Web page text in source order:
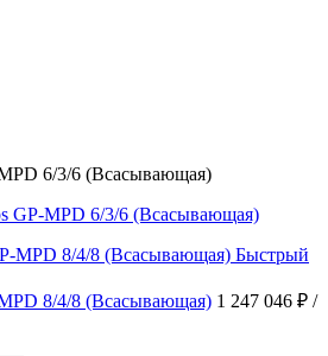
6/3/6 (Всасывающая)
GP-MPD 6/3/6 (Всасывающая)
Быстрый
8/4/8 (Всасывающая) 1 247 046 ₽ /